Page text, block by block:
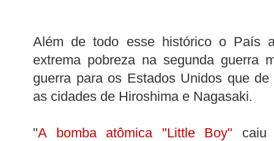
Além de todo esse histórico o País
extrema pobreza na segunda guerra
guerra para os Estados Unidos que
as cidades de Hiroshima e Nagasaki.
"A bomba atômica "Little Boy"
caiu